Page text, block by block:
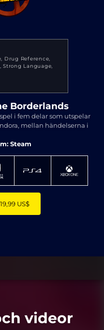
Drug Reference
Strong Language
Borderlands
i fem delar som utspelar
mellan händelserna i
Steam
19,99 US$
videor